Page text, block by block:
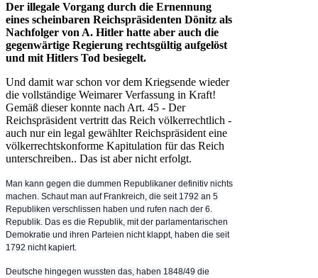
Der illegale Vorgang durch die Ernennung
eines scheinbaren Reichspräsidenten Dönitz als
Nachfolger von A. Hitler hatte aber auch die
gegenwärtige Regierung rechtsgültig aufgelöst
und mit Hitlers Tod besiegelt.
Und damit war schon vor dem Kriegsende wieder
die vollständige Weimarer Verfassung in Kraft!
Gemäß dieser konnte nach Art. 45 - Der
Reichspräsident vertritt das Reich völkerrechtlich -
auch nur ein legal gewählter Reichspräsident eine
völkerrechtskonforme Kapitulation für das Reich
unterschreiben.. Das ist aber nicht erfolgt.
Man kann gegen die dummen Republikaner definitiv nichts
machen. Schaut man auf Frankreich, die seit 1792 an 5
Republiken verschlissen haben und rufen nach der 6.
Republik. Das es die Republik, mit der parlamentarischen
Demokratie und ihren Parteien nicht klappt, haben die seit
1792 nicht kapiert.
Deutsche hingegen wussten das, haben 1848/49 die